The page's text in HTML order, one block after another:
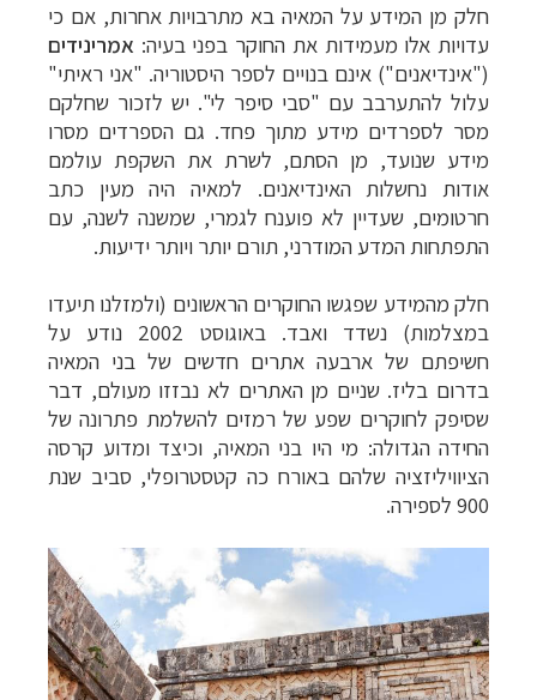
חלק מן המידע על המאיה בא מתרבויות אחרות, אם כי
עדויות אלו מעמידות את החוקר בפני בעיה: אמרינידים
("אינדיאנים") אינם בנויים לספר היסטוריה. "אני ראיתי"
עלול להתערבב עם "סבי סיפר לי". יש לזכור שחלקם
מסר לספרדים מידע מתוך פחד. גם הספרדים מסרו
מידע שנועד, מן הסתם, לשרת את השקפת עולמם
אודות נחשלות האינדיאנים. למאיה היה מעין כתב
חרטומים, שעדיין לא פוענח לגמרי, שמשנה לשנה, עם
התפתחות המדע המודרני, תורם יותר ויותר ידיעות.
חלק מהמידע שפגשו החוקרים הראשונים (ולמזלנו תיעדו
במצלמות) נשדד ואבד. באוגוסט 2002 נודע על
חשיפתם של ארבעה אתרים חדשים של בני המאיה
בדרום בליז. שניים מן האתרים לא נבזזו מעולם, דבר
שסיפק לחוקרים שפע של רמזים להשלמת פתרונה של
החידה הגדולה: מי היו בני המאיה, וכיצד ומדוע קרסה
הציוויליזציה שלהם באורח כה קטסטרופלי, סביב שנת
900 לספירה.